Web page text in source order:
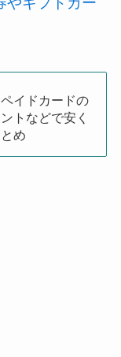
イドカードの
トなどで安く
め